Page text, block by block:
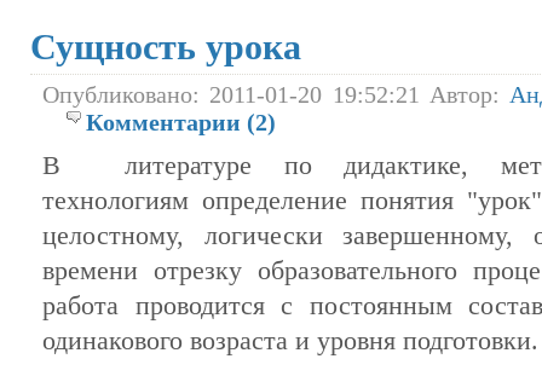
Сущность урока
Опубликовано: 2011-01-20 19:52:21 Автор:
Комментарии (2)
В литературе по дидактике,
технологиям определение понятия
целостному, логически завершенному,
времени отрезку образовательного
работа проводится с постоянным
одинакового возраста и уровня подготовки.